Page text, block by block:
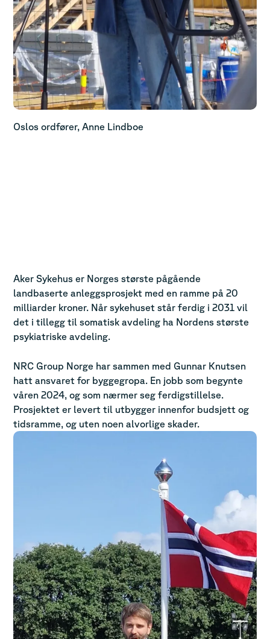
Oslos ordfører, Anne Lindboe
Aker Sykehus er Norges største pågående
landbaserte anleggsprosjekt med en ramme på 20
milliarder kroner. Når sykehuset står ferdig i 2031 vil
det i tillegg til somatisk avdeling ha Nordens største
psykiatriske avdeling.
NRC Group Norge har sammen med Gunnar Knutsen
hatt ansvaret for byggegropa. En jobb som begynte
våren 2024, og som nærmer seg ferdigstillelse.
Prosjektet er levert til utbygger innenfor budsjett og
tidsramme, og uten noen alvorlige skader.